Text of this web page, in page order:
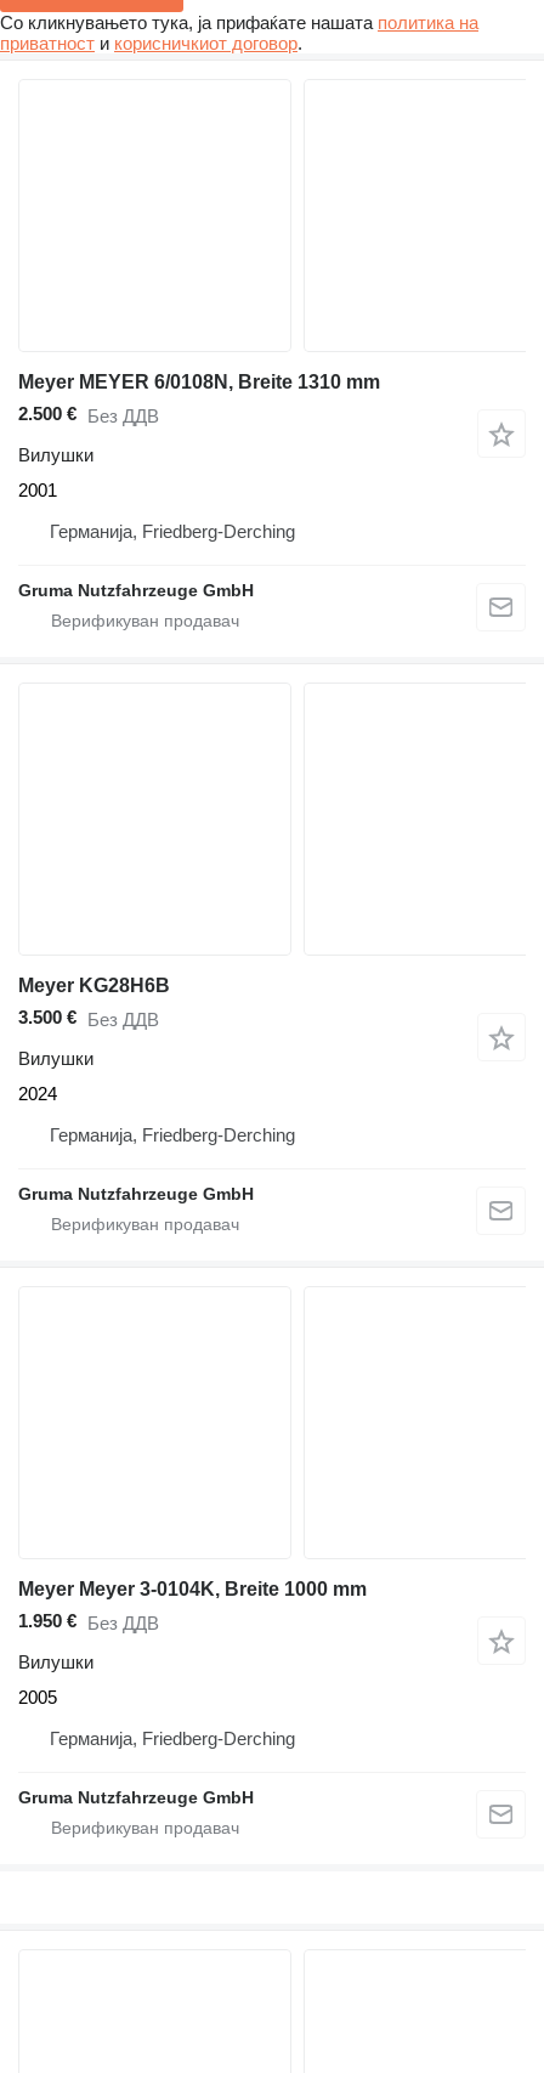
Со кликнувањето тука, ја прифаќате нашата политика на
приватност и корисничкиот договор.
Meyer MEYER 6/0108N, Breite 1310 mm
2.500 € Без ДДВ
Вилушки
2001
Германија, Friedberg-Derching
Gruma Nutzfahrzeuge GmbH
Meyer KG28H6B
3.500 € Без ДДВ
Вилушки
2024
Германија, Friedberg-Derching
Gruma Nutzfahrzeuge GmbH
Meyer Meyer 3-0104K, Breite 1000 mm
1.950 € Без ДДВ
Вилушки
2005
Германија, Friedberg-Derching
Gruma Nutzfahrzeuge GmbH